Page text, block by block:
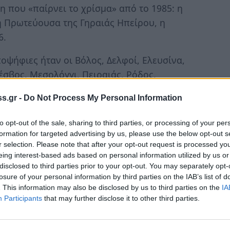
- Do Not Process My Personal Information
opt-out of the sale, sharing to third parties, or processing of your
for targeted advertising by us, please use the below opt-out
selection. Please note that after your opt-out request is processed
interest-based ads based on personal information utilized by us
to third parties prior to your opt-out. You may separately
of your personal information by third parties on the IAB’s list of
This information may also be disclosed by us to third parties on the
Participants that may further disclose it to other third parties.
που «παίρνει το χρίσμα» από το 1985: η
Πρωτεύουσα της Γηραιάς Ηπείρου, η
ήταν οι Βόλος, Δελφοί, Ελευσίνα,
Μεσολόγγι, Πειραιάς, Ρόδος,
η αρμόδια επιτροπή των 12
φακέλους υποψηφιοτήτων.
της Κομισιόν, Τίμπορ Ναβράκσικς,
μπορεί να έχει «σημαντικά
και κοινωνικά». «Συγχαίρω την Ελευσίνα για
στο να δω την Ελευσίνα να προσφέρει σε
την ευκαιρία να ανακαλύψουν την πόλη και
Ευρώπης αποτέλεσε πρωτοβουλία και